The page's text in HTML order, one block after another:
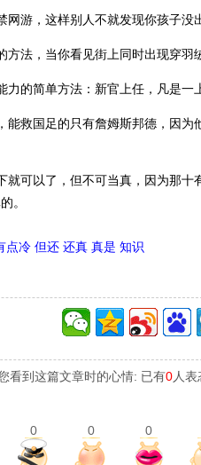
网游，这样别人不就发现你孩子没
方法，当你看见街上同时出现穿羽
力的简单方法：新官上任，凡是
能救国足的只有詹姆斯邦德，因
就可以了，但不可当真，因为那
。
点冷 但还 还真 真是 知识
看到这篇文章时的心情: 已有0人
0 0 0